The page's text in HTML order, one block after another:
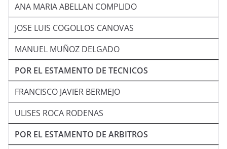
ANA MARIA ABELLAN COMPLIDO
JOSE LUIS COGOLLOS CANOVAS
MANUEL MUÑOZ DELGADO
POR EL ESTAMENTO DE TECNICOS
FRANCISCO JAVIER BERMEJO
ULISES ROCA RODENAS
POR EL ESTAMENTO DE ARBITROS